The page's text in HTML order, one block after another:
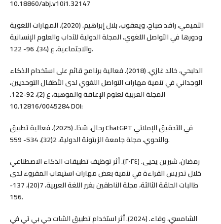
التميمي، رافد صباح، ويعقوب، بلال إبراهيم. (2020). المهارات اللغوية
ودورها في التواصل اللغوي، المجلة الدولية للآداب والعلوم الإنسانية
والاجتماعية، ع (34)، 96- 122.
الدلبحي، خالد غازي. (2018). فعالية برنامج قائم على استخدام الذكاء
الوجداني في تنمية مهارات التواصل اللغوي لدى الأطفال التوحديين،
المجلة العربية لعلوم الإعاقة والموهبة، ع (2)، 92-122.
10.12816/0045284 DOI:
رحال، شذا. (2025). فعالية تطبيق ChatGPT في التدقيق الإملائي
والنحوي، مجلة جامعة الزيتونة الدولية، 2(32)، 534- 559.
رمضان، شيرين يحيى. (٢٠٢٤). أثر توظيف تطبيقات الذكاء الاصطناعي
خلال تدريس القراءة في تنمية بعض مهارات استيعاب المقروء لدى
طالبات الحلقة الثالثة، مجلة الناطقين بغير اللغة العربية، 7(20)، 137-
156.
الشامسي، وفاء. (2024). أثر استخدام تطبيق الشات جي بي تي في